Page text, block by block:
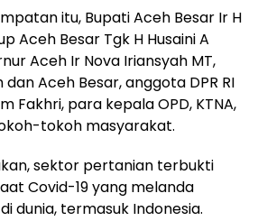
itu, Bupati Aceh Besar Ir H
Aceh Besar Tgk H Husaini A
Aceh Ir Nova Iriansyah MT,
Aceh Besar, anggota DPR RI
Fakhri, para kepala OPD, KTNA,
tokoh masyarakat.
sektor pertanian terbukti
Covid-19 yang melanda
dunia, termasuk Indonesia.